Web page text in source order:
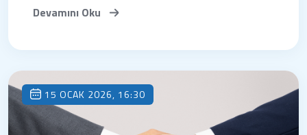
Devamını Oku
15 OCAK 2026, 16:30